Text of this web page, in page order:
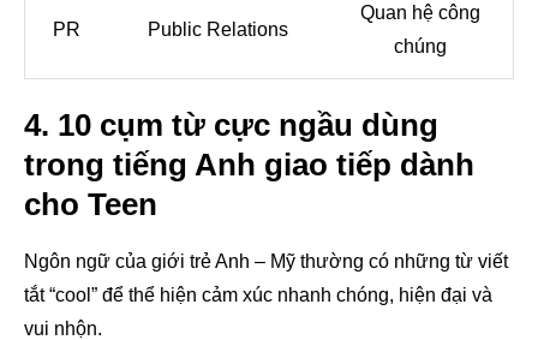
PR Public Relations
Quan hệ công
chúng
4. 10 cụm từ cực ngầu dùng
trong tiếng Anh giao tiếp dành
cho Teen
Ngôn ngữ của giới trẻ Anh – Mỹ thường có những từ viết
tắt “cool” để thể hiện cảm xúc nhanh chóng, hiện đại và
vui nhộn.